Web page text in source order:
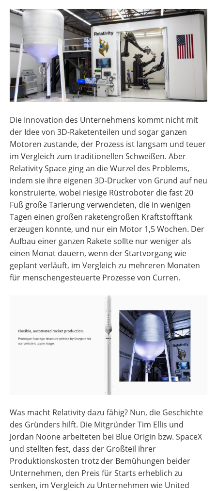
Die Innovation des Unternehmens kommt nicht mit
der Idee von 3D-Raketenteilen und sogar ganzen
Motoren zustande, der Prozess ist langsam und teuer
im Vergleich zum traditionellen Schweißen. Aber
Relativity Space ging an die Wurzel des Problems,
indem sie ihre eigenen 3D-Drucker von Grund auf neu
konstruierte, wobei riesige Rüstroboter die fast 20
Fuß große Tarierung verwendeten, die in wenigen
Tagen einen großen raketengroßen Kraftstofftank
erzeugen konnte, und nur ein Motor 1,5 Wochen. Der
Aufbau einer ganzen Rakete sollte nur weniger als
einen Monat dauern, wenn der Startvorgang wie
geplant verläuft, im Vergleich zu mehreren Monaten
für menschengesteuerte Prozesse von Curren.
Was macht Relativity dazu fähig? Nun, die Geschichte
des Gründers hilft. Die Mitgründer Tim Ellis und
Jordan Noone arbeiteten bei Blue Origin bzw. SpaceX
und stellten fest, dass der Großteil ihrer
Produktionskosten trotz der Bemühungen beider
Unternehmen, den Preis für Starts erheblich zu
senken, im Vergleich zu Unternehmen wie United